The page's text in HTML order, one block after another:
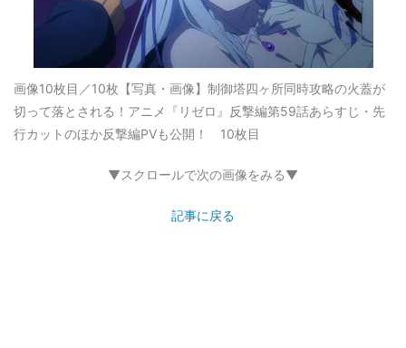
画像10枚目／10枚 【写真・画像】制御塔四ヶ所同時攻略の火蓋が
切って落とされる！アニメ『リゼロ』反撃編第59話あらすじ・先
行カットのほか反撃編PVも公開！ 10枚目
▼スクロールで次の画像をみる▼
記事に戻る